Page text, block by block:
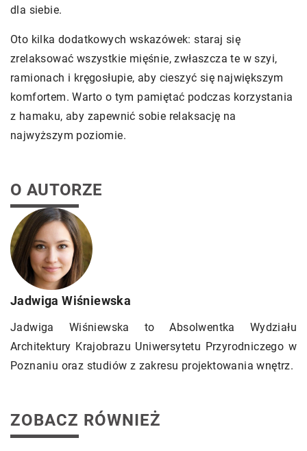
dla siebie.
Oto kilka dodatkowych wskazówek: staraj się
zrelaksować wszystkie mięśnie, zwłaszcza te w szyi,
ramionach i kręgosłupie, aby cieszyć się największym
komfortem. Warto o tym pamiętać podczas korzystania
z hamaku, aby zapewnić sobie relaksację na
najwyższym poziomie.
O AUTORZE
Jadwiga Wiśniewska
Jadwiga Wiśniewska to Absolwentka Wydziału
Architektury Krajobrazu Uniwersytetu Przyrodniczego w
Poznaniu oraz studiów z zakresu projektowania wnętrz.
ZOBACZ RÓWNIEŻ